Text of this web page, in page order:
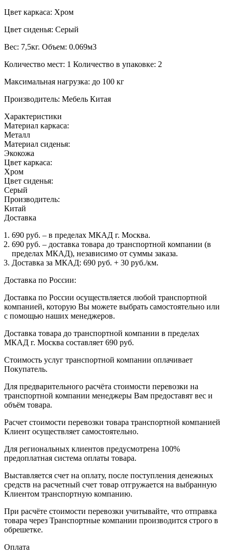
Цвет каркаса: Хром
Цвет сиденья: Серый
Вес: 7,5кг. Объем: 0.069м3
Количество мест: 1 Количество в упаковке: 2
Максимальная нагрузка: до 100 кг
Производитель: Мебель Китая
Характеристики
Материал каркаса:
Металл
Материал сиденья:
Экокожа
Цвет каркаса:
Хром
Цвет сиденья:
Серый
Производитель:
Китай
Доставка
690 руб. – в пределах МКАД г. Москва.
690 руб. – доставка товара до транспортной компании (в
пределах МКАД), независимо от суммы заказа.
Доставка за МКАД: 690 руб. + 30 руб./км.
Доставка по России:
Доставка по России осуществляется любой транспортной
компанией, которую Вы можете выбрать самостоятельно или
с помощью наших менеджеров.
Доставка товара до транспортной компании в пределах
МКАД г. Москва составляет 690 руб.
Стоимость услуг транспортной компании оплачивает
Покупатель.
Для предварительного расчёта стоимости перевозки на
транспортной компании менеджеры Вам предоставят вес и
объём товара.
Расчет стоимости перевозки товара транспортной компанией
Клиент осуществляет самостоятельно.
Для региональных клиентов предусмотрена 100%
предоплатная система оплаты товара.
Выставляется счет на оплату, после поступления денежных
средств на расчетный счет товар отгружается на выбранную
Клиентом транспортную компанию.
При расчёте стоимости перевозки учитывайте, что отправка
товара через Транспортные компании производится строго в
обрешетке.
Оплата